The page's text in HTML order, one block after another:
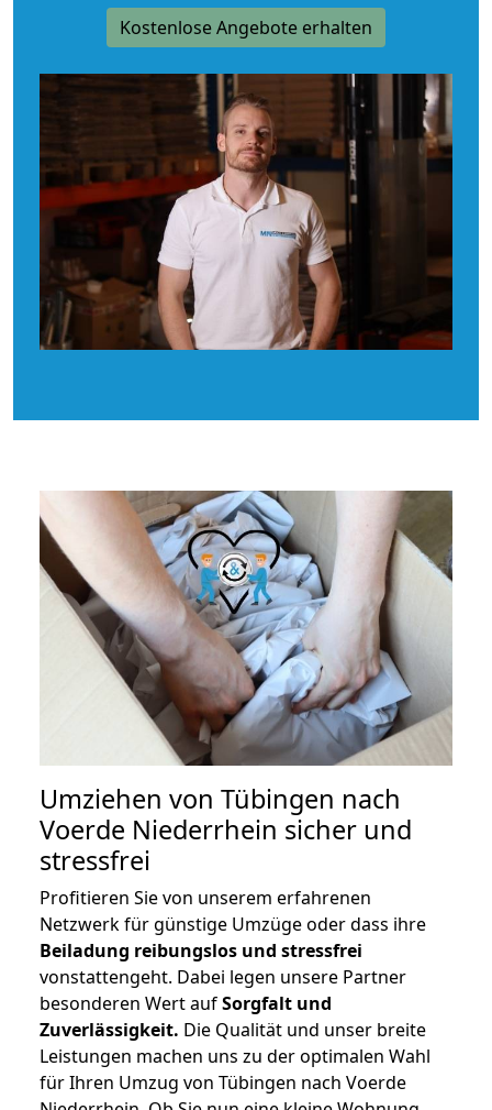
Kostenlose Angebote erhalten
Umziehen von Tübingen nach
Voerde Niederrhein sicher und
stressfrei
Profitieren Sie von unserem erfahrenen
Netzwerk für günstige Umzüge oder dass ihre
Beiladung reibungslos und stressfrei
vonstattengeht. Dabei legen unsere Partner
besonderen Wert aufSorgfalt und
Zuverlässigkeit. Die Qualität und unser breite
Leistungen machen uns zu der optimalen Wahl
für Ihren Umzug von Tübingen nach Voerde